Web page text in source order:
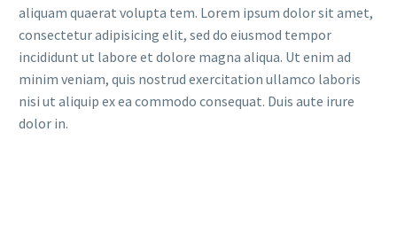
aliquam quaerat volupta tem. Lorem ipsum dolor sit amet,
consectetur adipisicing elit, sed do eiusmod tempor
incididunt ut labore et dolore magna aliqua. Ut enim ad
minim veniam, quis nostrud exercitation ullamco laboris
nisi ut aliquip ex ea commodo consequat. Duis aute irure
dolor in.